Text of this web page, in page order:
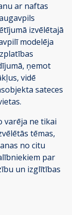
ar naftas
izvēlētajā
modelēja
ņemot
vidē
sateces
varēja ne tikai
tēmas,
no citu
par
un izglītības